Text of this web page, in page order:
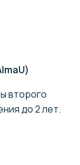
второго
до 2 лет.